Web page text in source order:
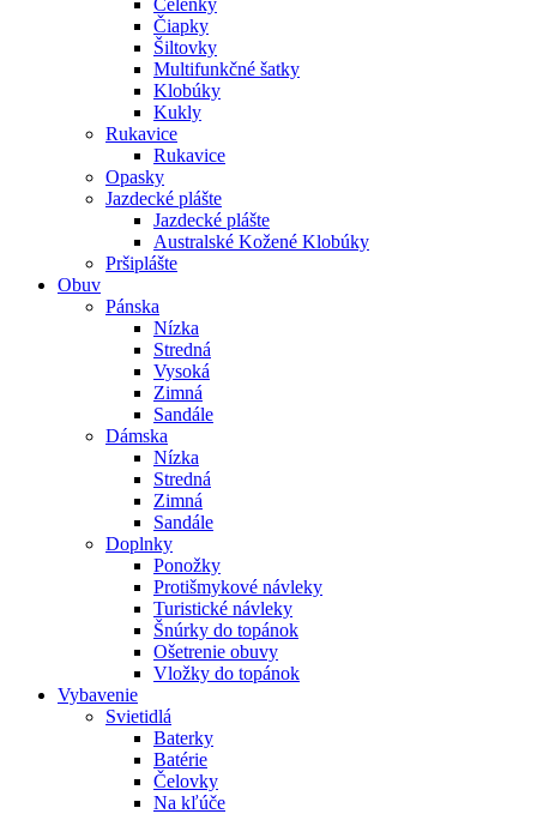
Čiapky
Šiltovky
Multifunkčné šatky
Klobúky
Kukly
Rukavice
Rukavice
Opasky
Jazdecké plášte
Jazdecké plášte
Australské Kožené Klobúky
Pršiplášte
Obuv
Pánska
Nízka
Stredná
Vysoká
Zimná
Sandále
Dámska
Nízka
Stredná
Zimná
Sandále
Doplnky
Ponožky
Protišmykové návleky
Turistické návleky
Šnúrky do topánok
Ošetrenie obuvy
Vložky do topánok
Vybavenie
Svietidlá
Baterky
Batérie
Čelovky
Na kľúče